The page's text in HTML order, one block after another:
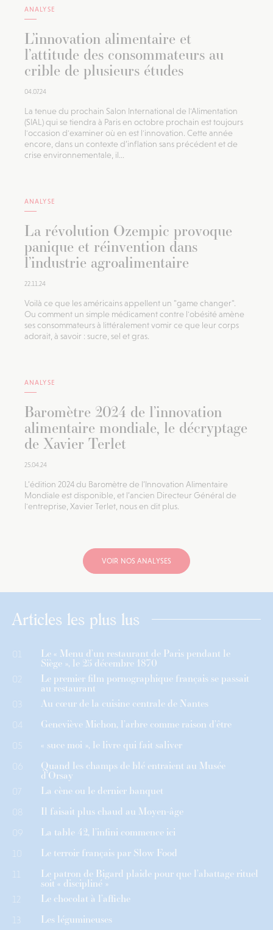
ANALYSE
L’innovation alimentaire et
l’attitude des consommateurs au
crible de plusieurs études
04.07.24
La tenue du prochain Salon International de l'Alimentation
(SIAL) qui se tiendra à Paris en octobre prochain est toujours
l'occasion d'examiner où en est l'innovation. Cette année
encore, dans un contexte d’inflation sans précédent et de
crise environnementale, il...
ANALYSE
La révolution Ozempic provoque
panique et réinvention dans
l’industrie agroalimentaire
22.11.24
Voilà ce que les américains appellent un "game changer".
Ou comment un simple médicament contre l'obésité amène
ses consommateurs à littéralement vomir ce que leur corps
adorait, à savoir : sucre, sel et gras.
ANALYSE
Baromètre 2024 de l’innovation
alimentaire mondiale, le décryptage
de Xavier Terlet
25.04.24
L’édition 2024 du Baromètre de l’Innovation Alimentaire
Mondiale est disponible, et l’ancien Directeur Général de
l'entreprise, Xavier Terlet, nous en dit plus.
VOIR NOS ANALYSES
Articles les plus lus
01 Le « Menu d’un restaurant de Paris pendant le
Siège », le 25 décembre 1870
02 Le premier film pornographique français se passait
au restaurant
03 Au cœur de la cuisine centrale de Nantes
04 Geneviève Michon, l’arbre comme raison d’être
05 « suce moi », le livre qui fait saliver
06 Quand les champs de blé entraient au Musée
d’Orsay
07 La cène ou le dernier banquet
08 Il faisait plus chaud au Moyen-âge
09 La table 42, l’infini commence ici
10 Le terroir français par Slow Food
11 Le patron de Bigard plaide pour que l’abattage rituel
soit « discipliné »
12 Le chocolat à l’affiche
13 Les légumineuses